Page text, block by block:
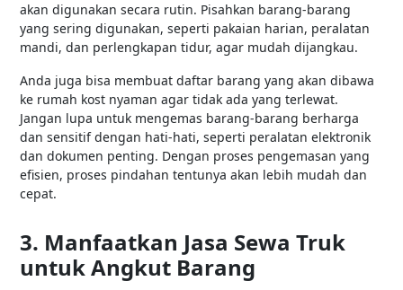
akan digunakan secara rutin. Pisahkan barang-barang
yang sering digunakan, seperti pakaian harian, peralatan
mandi, dan perlengkapan tidur, agar mudah dijangkau.
Anda juga bisa membuat daftar barang yang akan dibawa
ke rumah kost nyaman agar tidak ada yang terlewat.
Jangan lupa untuk mengemas barang-barang berharga
dan sensitif dengan hati-hati, seperti peralatan elektronik
dan dokumen penting. Dengan proses pengemasan yang
efisien, proses pindahan tentunya akan lebih mudah dan
cepat.
3. Manfaatkan Jasa Sewa Truk
untuk Angkut Barang